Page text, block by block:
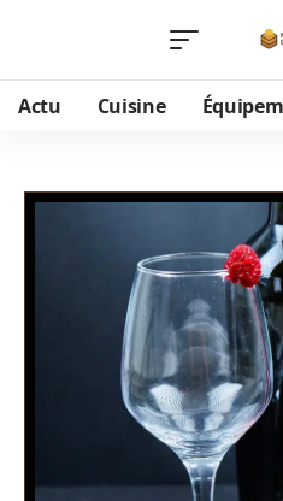
Actu Cuisine